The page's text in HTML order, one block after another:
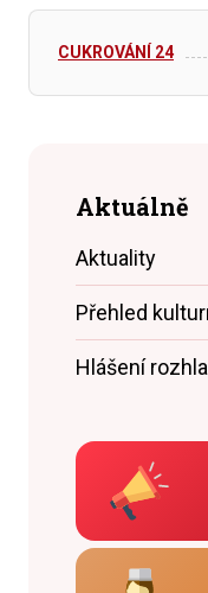
CUKROVÁNÍ 24
Aktuálně
Aktuality
Přehled
Hlášení